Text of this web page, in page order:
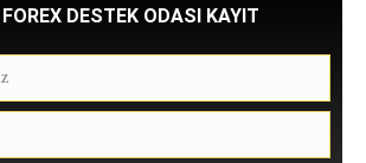
DESTEK ODASI KAYIT